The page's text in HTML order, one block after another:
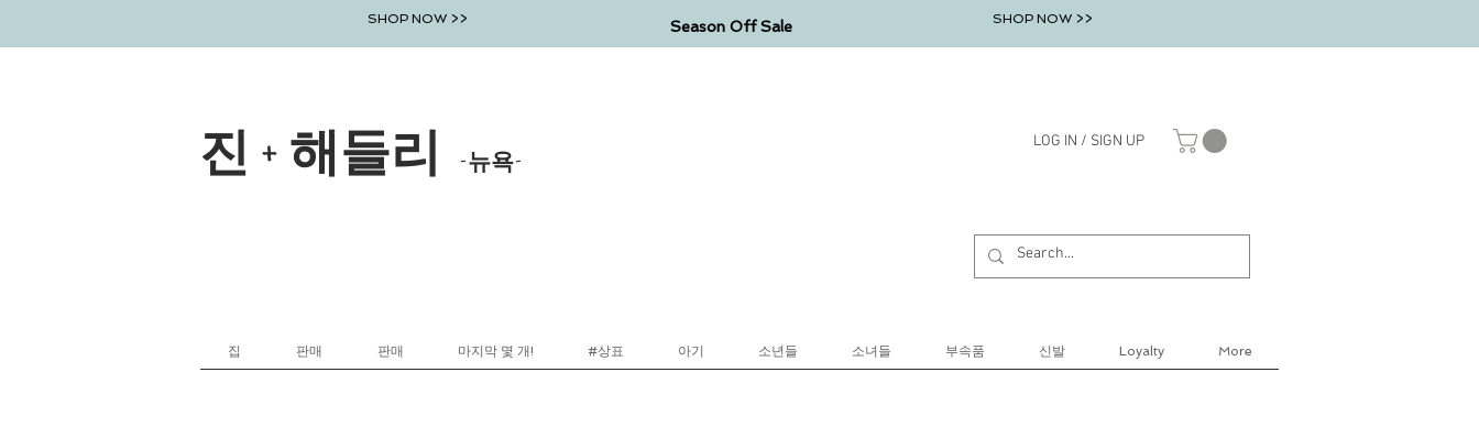
SHOP NOW >> Season Off Sale SHOP NOW >>
진 + 해들리 -뉴욕-
LOG IN / SIGN UP
집 판매 판매 마지막 몇 개! #상표 아기 소년들 소녀들 부속품 신발 Loyalty More